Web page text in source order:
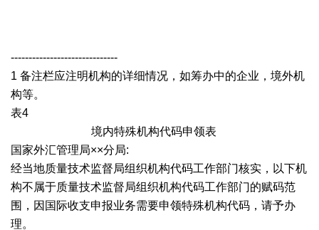
------------------------------
1 备注栏应注明机构的详细情况，如筹办中的企业，境外机
构等。
表4
境内特殊机构代码申领表
国家外汇管理局××分局:
经当地质量技术监督局组织机构代码工作部门核实，以下机
构不属于质量技术监督局组织机构代码工作部门的赋码范
围，因国际收支申报业务需要申领特殊机构代码，请予办
理。